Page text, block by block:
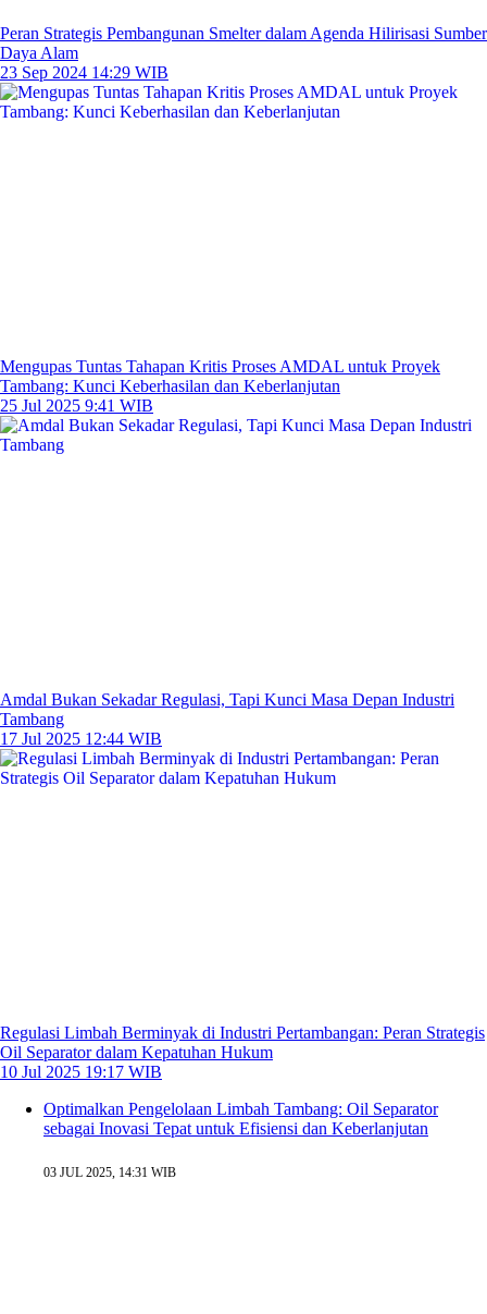
Peran Strategis Pembangunan Smelter dalam Agenda Hilirisasi Sumber
Daya Alam
23 Sep 2024 14:29 WIB
Mengupas Tuntas Tahapan Kritis Proses AMDAL untuk Proyek
Tambang: Kunci Keberhasilan dan Keberlanjutan
25 Jul 2025 9:41 WIB
Amdal Bukan Sekadar Regulasi, Tapi Kunci Masa Depan Industri
Tambang
17 Jul 2025 12:44 WIB
Regulasi Limbah Berminyak di Industri Pertambangan: Peran Strategis
Oil Separator dalam Kepatuhan Hukum
10 Jul 2025 19:17 WIB
Optimalkan Pengelolaan Limbah Tambang: Oil Separator
sebagai Inovasi Tepat untuk Efisiensi dan Keberlanjutan
03 JUL 2025, 14:31 WIB